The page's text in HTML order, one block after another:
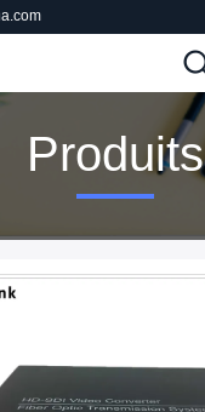
Produits